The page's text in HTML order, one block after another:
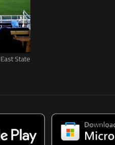
East State